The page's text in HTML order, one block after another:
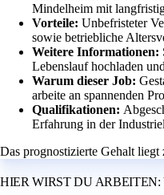
Mindelheim mit
Vorteile: Unbefristeter
sowie betriebliche
Weitere Informationen:
Lebenslauf hochladen
Warum dieser Job:
arbeite an spannenden
Qualifikationen:
Erfahrung in der
Das prognostizierte Gehalt
HIER WIRST DU ARBEITEN: